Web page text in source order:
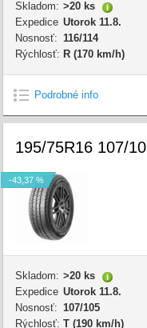
Skladom: >20 ks
Expedice Utorok 11.8.
Nosnosť: 116/114
Rýchlosť: R (170 km/h)
Podrobné info
195/75R16 107/
-43,37 %
Skladom: >20 ks
Expedice Utorok 11.8.
Nosnosť: 107/105
Rýchlosť: T (190 km/h)